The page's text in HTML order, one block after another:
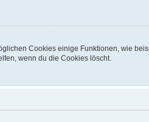
Cookies einige Funktionen, wie
wenn du die Cookies löscht.